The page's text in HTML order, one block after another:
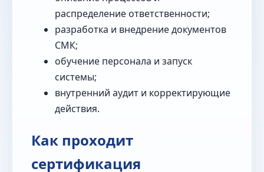
распределение ответственности;
разработка и внедрение документов
СМК;
обучение персонала и запуск
системы;
внутренний аудит и корректирующие
действия.
Как проходит
сертификация